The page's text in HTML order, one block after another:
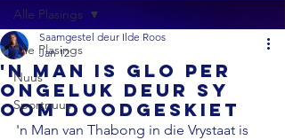
Alle Plasings
Nuus
Sportnuus
Alle Plasings
'n Man is glo per
ongeluk deur sy
oom doodgeskiet
Saamgestel deur Ilde Roos
Jan 12
'n Man van Thabong in die Vrystaat is